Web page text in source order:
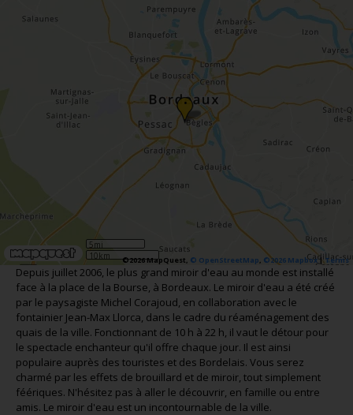
5mi
10km
©2026 MapQuest, © OpenStreetMap, ©2026 Mapbox|Terms
•
Depuis juillet 2006, le plus grand miroir d'eau au monde est installé
face à la place de la Bourse, à Bordeaux. Le miroir d'eau a été créé
par le paysagiste Michel Corajoud, en collaboration avec le
fontainier Jean-Max Llorca, dans le cadre du réaménagement des
quais de la ville. Fonctionnant de 10 h à 22 h, il vaut le détour pour
le spectacle enchanteur qu'il offre chaque jour. Il est ainsi
populaire auprès des touristes et des Bordelais. Vous serez
charmé par les effets de brouillard et de miroir, tout simplement
féériques. N'hésitez pas à aller le découvrir, en famille ou entre
amis. Le miroir d'eau est un incontournable de la ville.